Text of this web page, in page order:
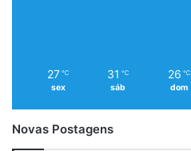
27 ℃
sex
31 ℃
sáb
26 ℃
dom
Novas Postagens